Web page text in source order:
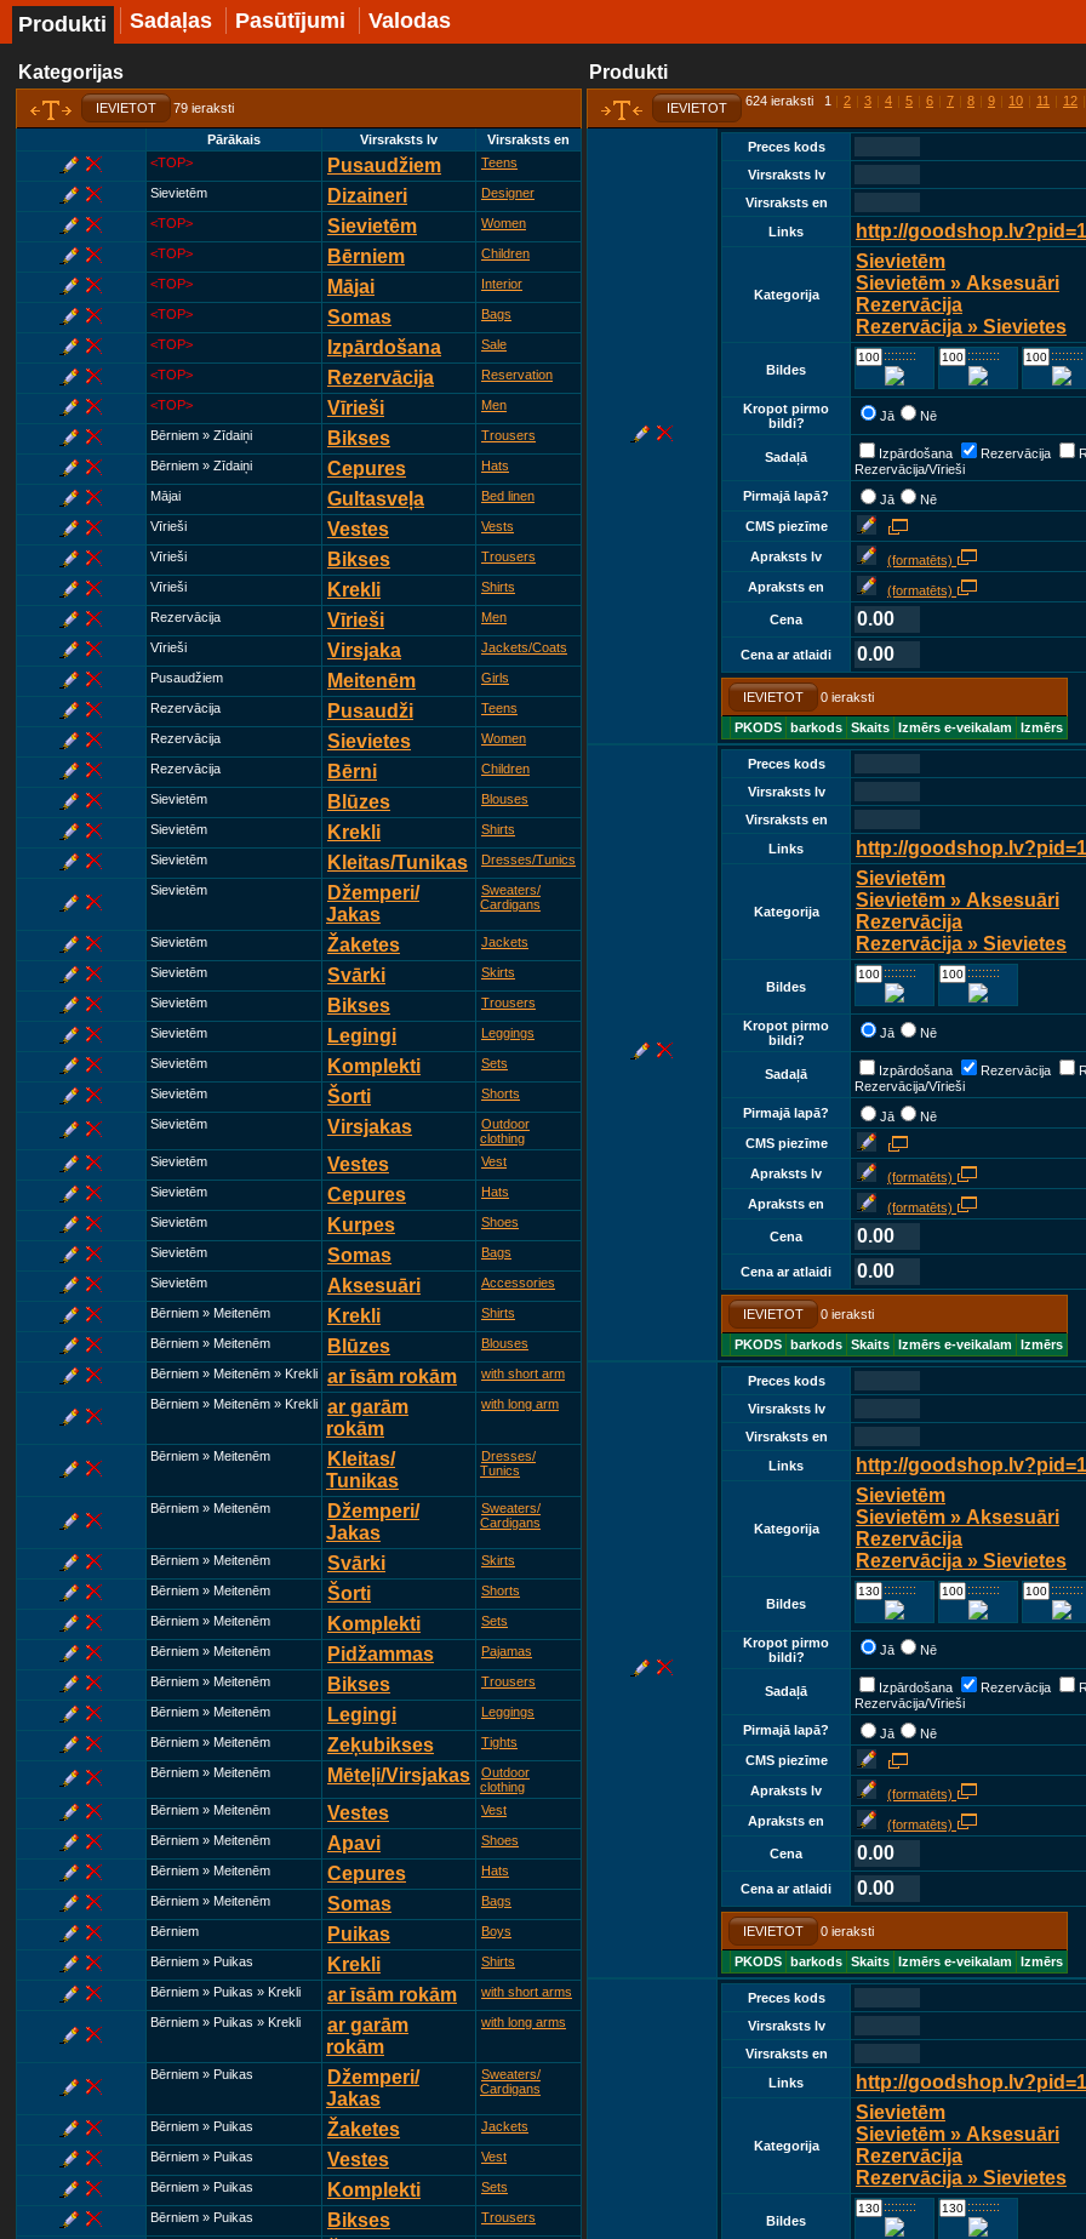
Produkti Sadaļas Pasūtījumi Valodas
Kategorijas
IEVIETOT 79 ieraksti
Pārākais Virsraksts lv
Virsraksts en
<TOP>
Pusaudžiem Teens
Sievietēm Dizaineri Designer
<TOP> Sievietēm Women
<TOP> Bērniem Children
<TOP> Mājai Interior
<TOP> Somas Bags
<TOP> Izpārdošana Sale
<TOP> Rezervācija Reservation
<TOP> Vīrieši Men
Bērniem » Zīdaiņi Bikses Trousers
Bērniem » Zīdaiņi Cepures Hats
Mājai Gultasveļa Bed linen
Vīrieši Vestes Vests
Vīrieši Bikses Trousers
Vīrieši Krekli Shirts
Rezervācija Vīrieši Men
Vīrieši Virsjaka Jackets/Coats
Pusaudžiem Meitenēm Girls
Rezervācija Pusaudži Teens
Rezervācija Sievietes Women
Rezervācija Bērni Children
Sievietēm Blūzes Blouses
Sievietēm Krekli Shirts
Sievietēm Kleitas/Tunikas Dresses/Tunics
Sievietēm
Džemperi/
Jakas
Sweaters/
Cardigans
Sievietēm Žaketes Jackets
Sievietēm Svārki Skirts
Sievietēm Bikses Trousers
Sievietēm Legingi Leggings
Sievietēm Komplekti Sets
Sievietēm Šorti Shorts
Sievietēm Virsjakas
Outdoor
clothing
Sievietēm
Vestes Vest
Sievietēm Cepures Hats
Sievietēm Kurpes Shoes
Sievietēm Somas Bags
Sievietēm Aksesuāri Accessories
Bērniem » Meitenēm Krekli Shirts
Bērniem » Meitenēm Blūzes Blouses
Bērniem » Meitenēm » Krekli ar īsām rokām with short arm
Bērniem » Meitenēm » Krekli
ar garām
rokām
with long arm
Bērniem » Meitenēm
Kleitas/
Tunikas
Dresses/
Tunics
Bērniem » Meitenēm
Džemperi/
Jakas
Sweaters/
Cardigans
Bērniem » Meitenēm Svārki Skirts
Bērniem » Meitenēm Šorti Shorts
Bērniem » Meitenēm Komplekti Sets
Bērniem » Meitenēm Pidžammas Pajamas
Bērniem » Meitenēm Bikses Trousers
Bērniem » Meitenēm Legingi Leggings
Bērniem » Meitenēm Zeķubikses Tights
Bērniem » Meitenēm Mēteļi/Virsjakas
Outdoor
clothing
Bērniem » Meitenēm
Vestes Vest
Bērniem » Meitenēm Apavi Shoes
Bērniem » Meitenēm Cepures Hats
Bērniem » Meitenēm Somas Bags
Bērniem Puikas Boys
Bērniem » Puikas Krekli Shirts
Bērniem » Puikas » Krekli ar īsām rokām with short arms
Bērniem » Puikas » Krekli
ar garām
rokām
with long arms
Bērniem » Puikas
Džemperi/
Jakas
Sweaters/
Cardigans
Bērniem » Puikas Žaketes Jackets
Bērniem » Puikas Vestes Vest
Bērniem » Puikas Komplekti Sets
Bērniem » Puikas Bikses Trousers
Produkti
IEVIETOT 624 ieraksti 1 | 2 | 3 | 4 | 5 | 6 | 7 | 8 | 9 | 10 | 11 | 12 |
Preces kods
Virsraksts lv
Virsraksts en
Links
http://
Kategorija
Sievietēm
Sievietēm » Aksesuāri
Rezervācija
Rezervācija » Sievietes
Bildes
:::::::::::: :::::::::::: ::::::::::::
Kropot pirmo
bildi?
Jā Nē
Sadaļā Izpārdošana Rezervācija
Rezervācija/Vīrieši
Pirmajā lapā?
Jā
Nē
CMS piezīme
Apraksts lv
(formatēts)
Apraksts en
(formatēts)
Cena
0.00
Cena ar atlaidi 0.00
IEVIETOT 0 ieraksti
PKODS barkods Skaits Izmērs e-veikalam Izmērs
Preces kods
Virsraksts lv
Virsraksts en
Links
http://
Kategorija
Sievietēm
Sievietēm » Aksesuāri
Rezervācija
Rezervācija » Sievietes
Bildes
:::::::::::: ::::::::::::
Kropot pirmo
bildi?
Jā Nē
Sadaļā Izpārdošana Rezervācija
Rezervācija/Vīrieši
Pirmajā lapā?
Jā
Nē
CMS piezīme
Apraksts lv
(formatēts)
Apraksts en
(formatēts)
Cena
0.00
Cena ar atlaidi 0.00
IEVIETOT 0 ieraksti
PKODS barkods Skaits Izmērs e-veikalam Izmērs
Preces kods
Virsraksts lv
Virsraksts en
Links
http://
Kategorija
Sievietēm
Sievietēm » Aksesuāri
Rezervācija
Rezervācija » Sievietes
Bildes
:::::::::::: :::::::::::: ::::::::::::
Kropot pirmo
bildi?
Jā Nē
Sadaļā Izpārdošana Rezervācija
Rezervācija/Vīrieši
Pirmajā lapā?
Jā
Nē
CMS piezīme
Apraksts lv
(formatēts)
Apraksts en
(formatēts)
Cena
0.00
Cena ar atlaidi 0.00
IEVIETOT 0 ieraksti
PKODS barkods Skaits Izmērs e-veikalam Izmērs
Preces kods
Virsraksts lv
Virsraksts en
Links
http://
Kategorija
Sievietēm
Sievietēm » Aksesuāri
Rezervācija
Rezervācija » Sievietes
Bildes
:::::::::::: ::::::::::::